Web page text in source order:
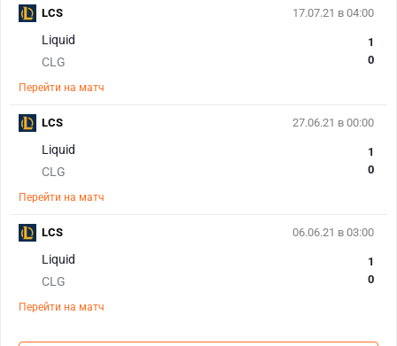
17.07.21 в 04:00
Liquid
CLG
1
0
Перейти на матч
LCS
27.06.21 в 00:00
Liquid
CLG
1
0
Перейти на матч
LCS
06.06.21 в 03:00
Liquid
CLG
1
0
Перейти на матч
LCS